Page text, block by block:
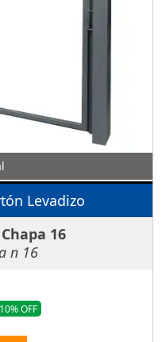
Levadizo
16
n 16
10% OFF